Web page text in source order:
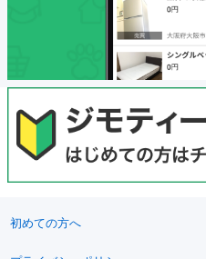
初めての方へ